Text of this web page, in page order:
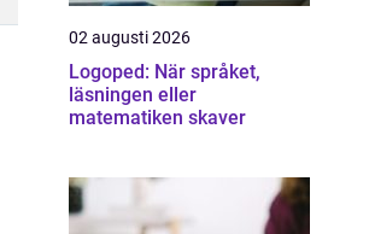
02 augusti 2026
Logoped: När språket,
läsningen eller
matematiken skaver